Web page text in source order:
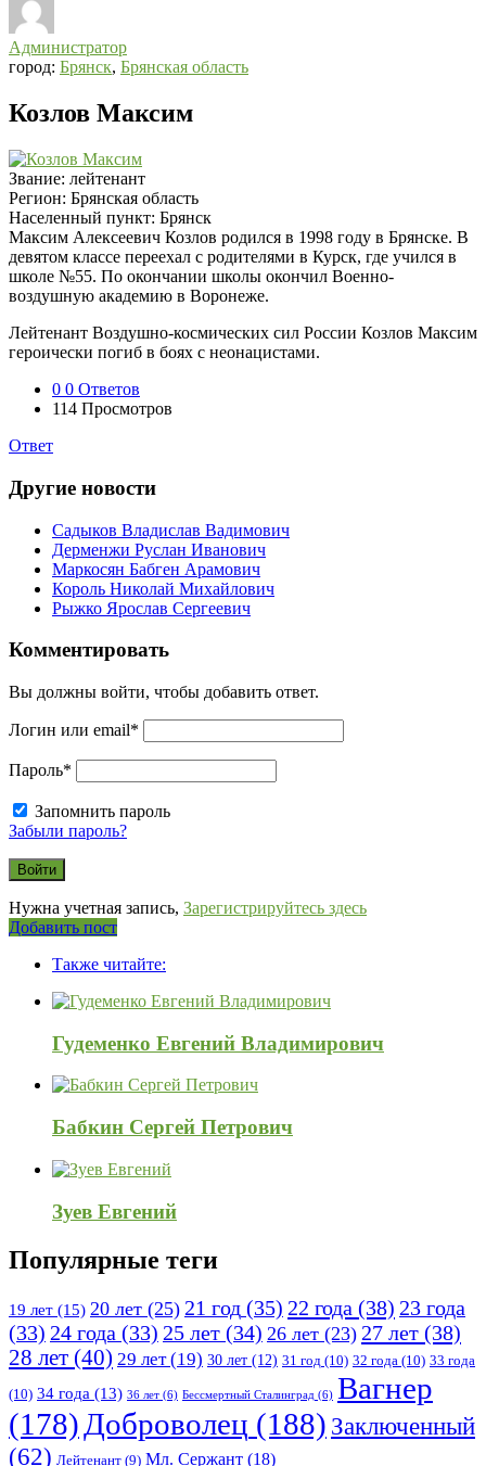
Администратор
город: Брянск, Брянская область
Козлов Максим
Звание: лейтенант
Регион: Брянская область
Населенный пункт: Брянск
Максим Алексеевич Козлов родился в 1998 году в Брянске. В
девятом классе переехал с родителями в Курск, где учился в
школе №55. По окончании школы окончил Военно-
воздушную академию в Воронеже.
Лейтенант Воздушно-космических сил России Козлов Максим
героически погиб в боях с неонацистами.
0 0 Ответов
114 Просмотров
Ответ
Другие новости
Садыков Владислав Вадимович
Дерменжи Руслан Иванович
Маркосян Бабген Арамович
Король Николай Михайлович
Рыжко Ярослав Сергеевич
Комментировать
Вы должны войти, чтобы добавить ответ.
Логин или email*
Пароль*
Запомнить пароль
Забыли пароль?
Нужна учетная запись, Зарегистрируйтесь здесь
Боковая
Добавить пост
120x600Также читайте:
Гудеменко Евгений Владимирович
Бабкин Сергей Петрович
Зуев Евгений
Популярные теги
19 лет (15) 20 лет (25) 21 год (35) 22 года (38) 23 года
(33) 24 года (33) 25 лет (34) 26 лет (23) 27 лет (38)
28 лет (40) 29 лет(19) 30 лет (12) 31 год (10) 32 года (10) 33 года
(10) 34 года (13) 36 лет (6) Бессмертный Сталинград (6) Вагнер
(178)Доброволец (188) Заключенный
(62) Лейтенант (9) Мл. Сержант (18)